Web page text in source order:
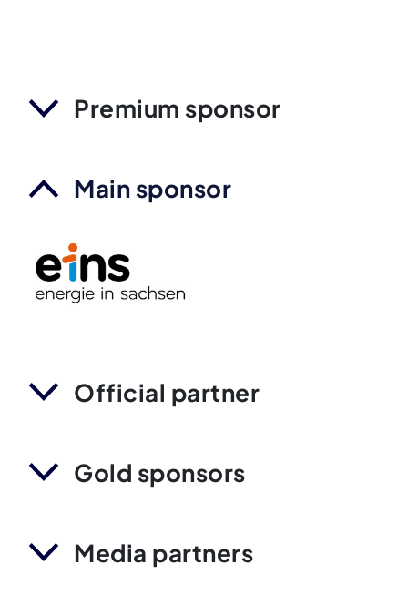
Premium sponsor
Main sponsor
Official partner
Gold sponsors
Media partners